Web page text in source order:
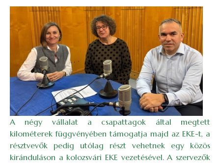
Image
A négy vállalat a csapattagok által megtett
kilométerek függvényében támogatja majd az EKE-t, a
résztvevők pedig utólag részt vehetnek egy közös
kiránduláson a kolozsvári EKE vezetésével. A szervezők